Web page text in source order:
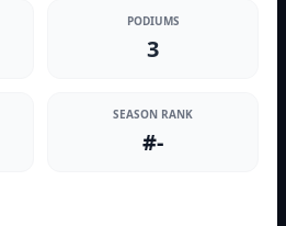
PODIUMS
3
SEASON RANK
#-